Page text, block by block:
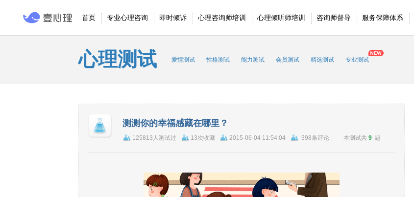
首页 专业心理咨询 即时倾诉 心理咨询师培训 心理倾听师培训 咨询师督导 服务保障体系
心理测试 爱情测试 性格测试 能力测试 会员测试 精选测试 专业测试
测测你的幸福感藏在哪里？
125813人测试过 13次收藏 2015-06-04 11:54:04 398条评论 本测试共 9 题